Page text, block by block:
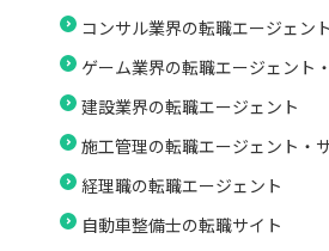
コンサル業界の転職エージェント
ゲーム業界の転職エージェント
建設業界の転職エージェント
施工管理の転職エージェント・
経理職の転職エージェント
自動車整備士の転職サイト